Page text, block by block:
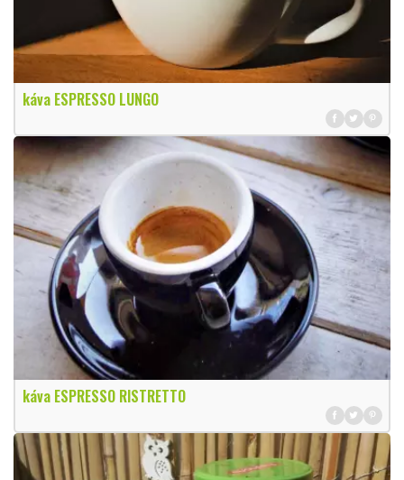
káva ESPRESSO LUNGO
káva ESPRESSO RISTRETTO